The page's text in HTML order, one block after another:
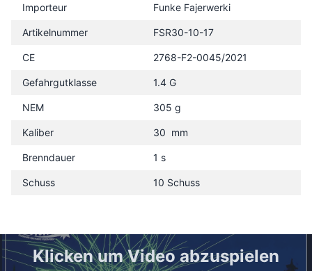
Importeur Funke Fajerwerki
Artikelnummer FSR30-10-17
CE 2768-F2-0045/2021
Gefahrgutklasse 1.4 G
NEM 305 g
Kaliber 30 mm
Brenndauer 1 s
Schuss 10 Schuss
Klicken um Video abzuspielen